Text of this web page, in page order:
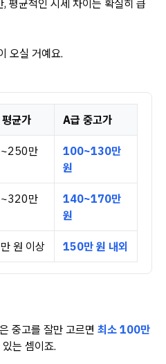
평균적인 시세 차이는 확실히 큽
오실 거예요.
균가 A급 중고가
만
100~130만
원
만
140~170만
원
원 이상 150만 원 내외
중고를 잘만 고르면 최소 100만
는 셈이죠.